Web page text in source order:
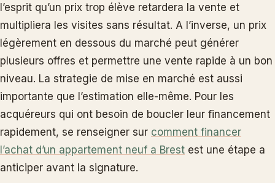
l’esprit qu’un prix trop élève retardera la vente et
multipliera les visites sans résultat. A l’inverse, un prix
légèrement en dessous du marché peut générer
plusieurs offres et permettre une vente rapide à un bon
niveau. La strategie de mise en marché est aussi
importante que l’estimation elle-même. Pour les
acquéreurs qui ont besoin de boucler leur financement
rapidement, se renseigner sur comment financer
l’achat d’un appartement neuf a Brest est une étape a
anticiper avant la signature.